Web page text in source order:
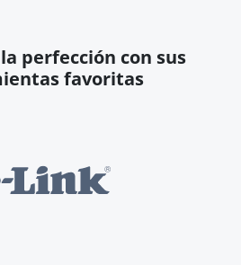
perfección con sus
favoritas